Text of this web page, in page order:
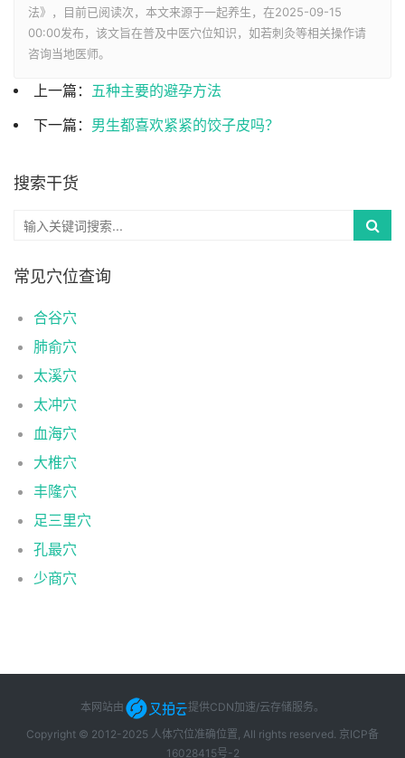
法》，目前已阅读次，本文来源于一起养生，在2025-09-15
00:00发布，该文旨在普及中医穴位知识，如若刺灸等相关操作请
咨询当地医师。
上一篇： 五种主要的避孕方法
下一篇： 男生都喜欢紧紧的饺子皮吗？
搜索干货
常见穴位查询
合谷穴
肺俞穴
太溪穴
太冲穴
血海穴
大椎穴
丰隆穴
足三里穴
孔最穴
少商穴
本网站由 提供CDN加速/云存储服务。
Copyright © 2012-2025 人体穴位准确位置, All rights reserved. 京ICP备
16028415号-2